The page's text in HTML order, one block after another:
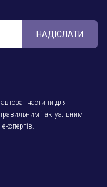
НАДІСЛАТИ
для
і актуальним